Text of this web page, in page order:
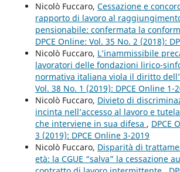
Nicolò Fuccaro, Cessazione e
rapporto di lavoro al
pensionabile: confermata la
DPCE Online: Vol. 35 No. 2 (2018):
Nicolò Fuccaro, L’inammissibile
lavoratori delle fondazioni lirico-
normativa italiana viola il diritto
Vol. 38 No. 1 (2019): DPCE Online 1-
Nicolò Fuccaro, Divieto di
incinta nell’accesso al lavoro e
che interviene in sua difesa , DPCE
3 (2019): DPCE Online 3-2019
Nicolò Fuccaro, Disparità di
età: la CGUE “salva” la cessazione